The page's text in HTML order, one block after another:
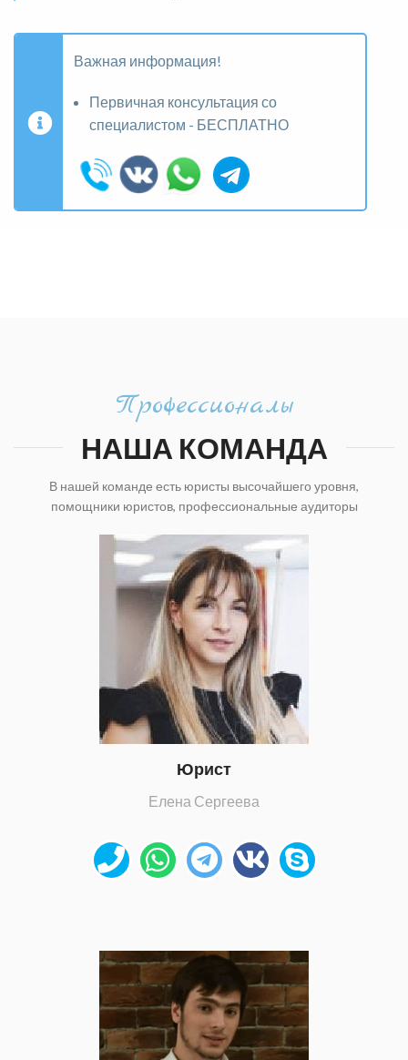
Важная информация!
Первичная консультация со
специалистом - БЕСПЛАТНО
Профессионалы
НАША КОМАНДА
В нашей команде есть юристы высочайшего уровня,
помощники юристов, профессиональные аудиторы
Юрист
Елена Сергеева